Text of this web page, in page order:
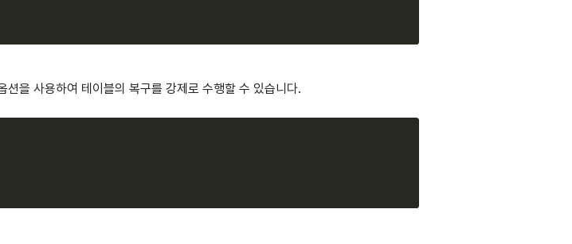
을 사용하여 테이블의 복구를 강제로 수행할 수 있습니다.